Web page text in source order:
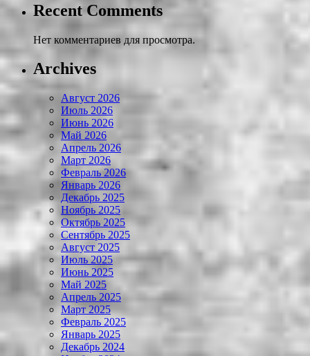
Recent Comments
Нет комментариев для просмотра.
Archives
Август 2026
Июль 2026
Июнь 2026
Май 2026
Апрель 2026
Март 2026
Февраль 2026
Январь 2026
Декабрь 2025
Ноябрь 2025
Октябрь 2025
Сентябрь 2025
Август 2025
Июль 2025
Июнь 2025
Май 2025
Апрель 2025
Март 2025
Февраль 2025
Январь 2025
Декабрь 2024